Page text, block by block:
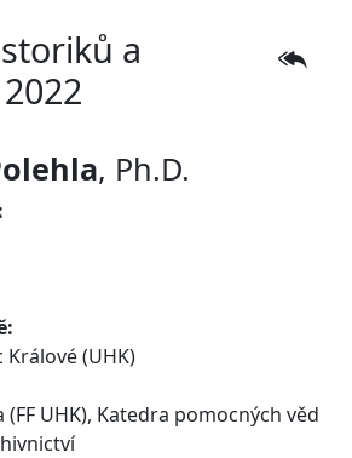
a
, Ph.D.
(UHK)
UHK), Katedra pomocných věd